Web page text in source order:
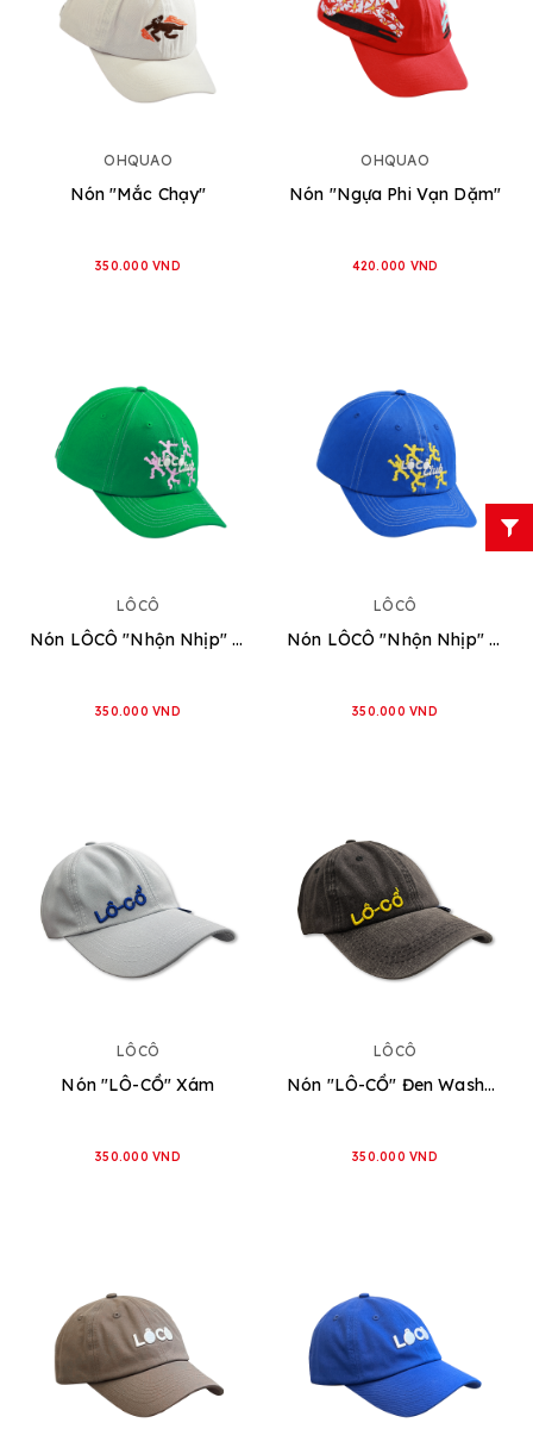
OHQUAO
Nón "Mắc Chạy"
350.000 VND
OHQUAO
Nón "Ngựa Phi Vạn Dặm"
420.000 VND
LÔCÔ
Nón LÔCÔ "Nhộn Nhịp" [Xanh Lá]
350.000 VND
LÔCÔ
Nón LÔCÔ "Nhộn Nhịp" [Xanh Dương]
350.000 VND
LÔCÔ
Nón "LÔ-CỒ" Xám
350.000 VND
LÔCÔ
Nón "LÔ-CỒ" Đen Washed
350.000 VND